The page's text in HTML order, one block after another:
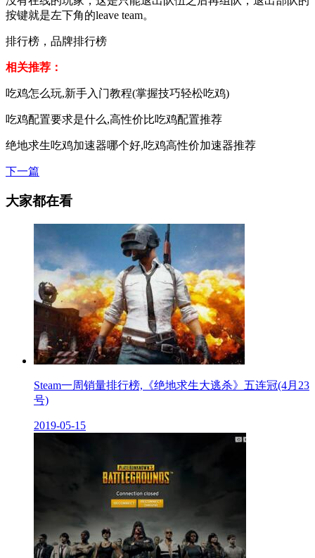
按键就是左下角的leave team。
排行榜，品牌排行榜
相关推荐：
吃鸡怎么玩,新手入门教程(掌握技巧轻松吃鸡)
吃鸡配置要求是什么,高性价比吃鸡配置推荐
绝地求生吃鸡加速器哪个好,吃鸡高性价加速器推荐
下一篇
大家都在看
Steam一周销量排行榜,《绝地求生大逃杀》五连冠(4月23
号)
2019-05-15